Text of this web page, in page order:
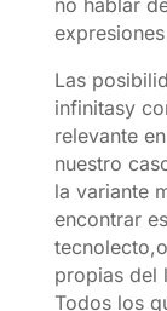
no hablar
Las
infinitasy
relevante
nuestro
la variante
encontrar
propias del
Todos los